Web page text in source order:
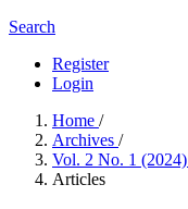
Search
Register
Login
Home /
Archives /
Vol. 2 No. 1 (2024)
Articles